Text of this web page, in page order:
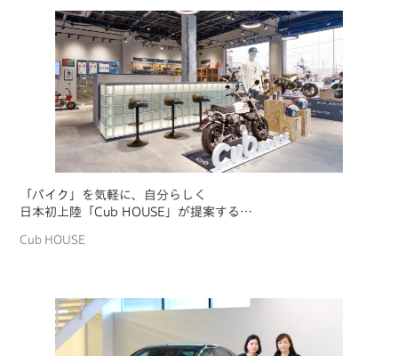
「バイク」を気軽に、自分らしく
日本初上陸「Cub HOUSE」が提案する
Cub HOUSE